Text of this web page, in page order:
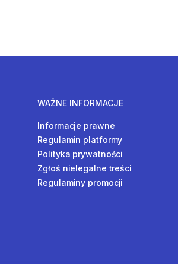
WAŻNE INFORMACJE
Informacje prawne
Regulamin platformy
Polityka prywatności
Zgłoś nielegalne treści
Regulaminy promocji